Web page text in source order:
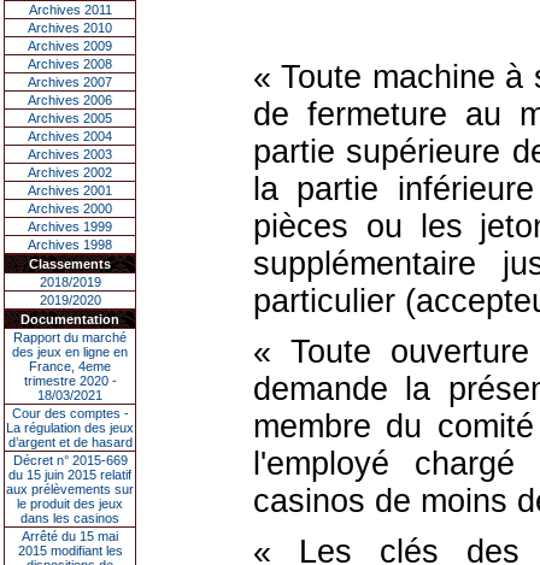
Archives 2011
Archives 2010
Archives 2009
Archives 2008
Archives 2007
Archives 2006
Archives 2005
Archives 2004
Archives 2003
Archives 2002
Archives 2001
Archives 2000
Archives 1999
Archives 1998
Classements
2018/2019
2019/2020
Documentation
Rapport du marché
des jeux en ligne en
France, 4eme
trimestre 2020 -
18/03/2021
Cour des comptes -
La régulation des jeux
d’argent et de hasard
Décret n° 2015-669
du 15 juin 2015 relatif
aux prélèvements sur
le produit des jeux
dans les casinos
Arrêté du 15 mai
2015 modifiant les
« Toute machine
de fermeture au
partie supérieure
la partie
pièces ou les
supplémentaire
particulier
« Toute
demande la
membre du
l'employé
casinos de moins
« Les clés des